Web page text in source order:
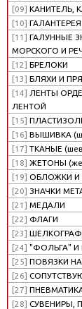
[09] КАНИТЕЛЬ,
[10] ГАЛАНТЕРЕЯ
[11] ГАЛУННЫЕ
МОРСКОГО И
[12] БРЕЛОКИ
[13] БЛЯХИ И
[14] ЛЕНТЫ
ЛЕНТОЙ
[15]
[16] ВЫШИВКА
[17] ТКАНЫЕ
[18] ЖЕТОНЫ
[19] ОБЛОЖКИ И
[20] ЗНАЧКИ
[21] МЕДАЛИ
[22] ФЛАГИ
[23]
[24] "ФОЛЬГА" И
[25] ПОВЯЗКИ
[26]
[27]
[28] СУВЕНИРЫ,